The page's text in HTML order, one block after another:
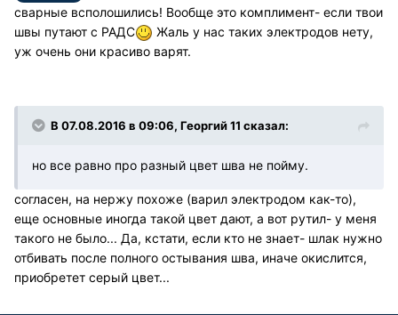
сварные всполошились! Вообще это комплимент- если твои
швы путают с РАДС
Жаль у нас таких электродов нету,
уж очень они красиво варят.
В 07.08.2016 в 09:06, Георгий 11 сказал:
но все равно про разный цвет шва не пойму.
согласен, на нержу похоже (варил электродом как-то),
еще основные иногда такой цвет дают, а вот рутил- у меня
такого не было... Да, кстати, если кто не знает- шлак нужно
отбивать после полного остывания шва, иначе окислится,
приобретет серый цвет...